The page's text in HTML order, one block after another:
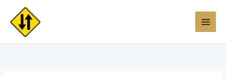
content